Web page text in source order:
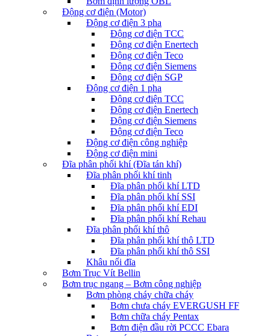
Động cơ điện (Motor)
Động cơ điện 3 pha
Động cơ điện TCC
Động cơ điện Enertech
Động cơ điện Teco
Động cơ điện Siemens
Động cơ điện SGP
Động cơ điện 1 pha
Động cơ điện TCC
Động cơ điện Enertech
Động cơ điện Siemens
Động cơ điện Teco
Động cơ điện công nghiệp
Động cơ điện mini
Đĩa phân phối khí (Đĩa tán khí)
Đĩa phân phối khí tinh
Đĩa phân phối khí LTD
Đĩa phân phối khí SSI
Đĩa phân phối khí EDI
Đĩa phân phối khí Rehau
Đĩa phân phối khí thô
Đĩa phân phối khí thô LTD
Đĩa phân phối khí thô SSI
Khâu nối đĩa
Bơm Trục Vít Bellin
Bơm trục ngang – Bơm công nghiệp
Bơm phòng cháy chữa cháy
Bơm chưa cháy EVERGUSH FF
Bơm chữa cháy Pentax
Bơm điện đầu rời PCCC Ebara